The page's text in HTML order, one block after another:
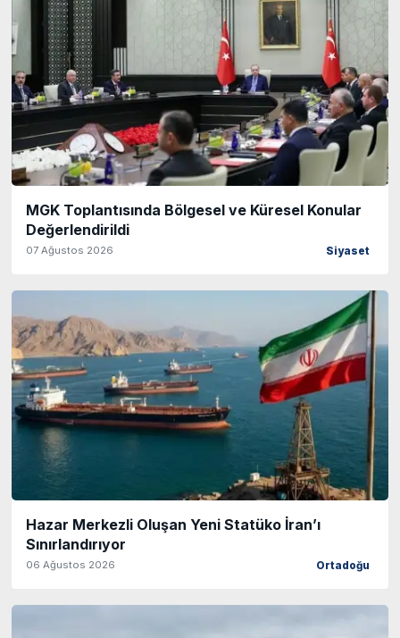
MGK Toplantısında Bölgesel ve Küresel Konular
Değerlendirildi
07 Ağustos 2026 Siyaset
Hazar Merkezli Oluşan Yeni Statüko İran’ı
Sınırlandırıyor
06 Ağustos 2026 Ortadoğu